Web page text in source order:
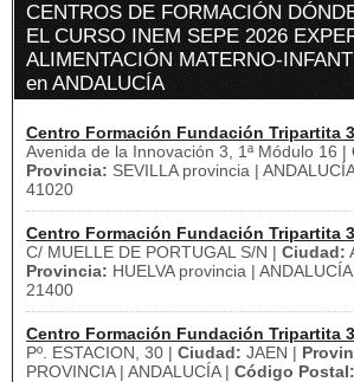
CENTROS DE FORMACIÓN
EL CURSO INEM SEPE 2026
ALIMENTACIÓN MATERNO-
en ANDALUCÍA
Centro Formación Fundación Tripartita
Avenida de la Innovación 3, 1ª Módulo 16 |
Provincia: SEVILLA provincia |
41020
Centro Formación Fundación Tripartita
C/ MUELLE DE PORTUGAL S/N | Ciudad:
Provincia: HUELVA provincia |
21400
Centro Formación Fundación Tripartita
Pº. ESTACION, 30 | Ciudad: JAEN |
PROVINCIA | ANDALUCÍA | Código Postal: